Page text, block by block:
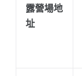
露營場地
址